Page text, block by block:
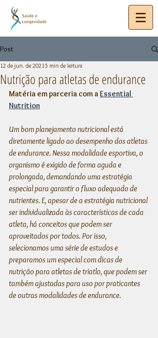
Post
Nutrição para atletas de endurance
12 de jun. de 20215 min de leitura
Matéria em parceria com a Essential
Nutrition
Um bom planejamento nutricional está
diretamente ligado ao desempenho dos atletas
de endurance. Nessa modalidade esportiva, o
organismo é exigido de forma aguda e
prolongada, demandando uma estratégia
especial para garantir o fluxo adequado de
nutrientes. E, apesar de a estratégia nutricional
ser individualizada às características de cada
atleta, há conceitos que podem ser
aproveitados por todos. Por isso,
selecionamos uma série de estudos e
preparamos um especial com dicas de
nutrição para atletas de triatlo, que podem ser
também ajustadas para uso por praticantes
de outras modalidades de endurance.